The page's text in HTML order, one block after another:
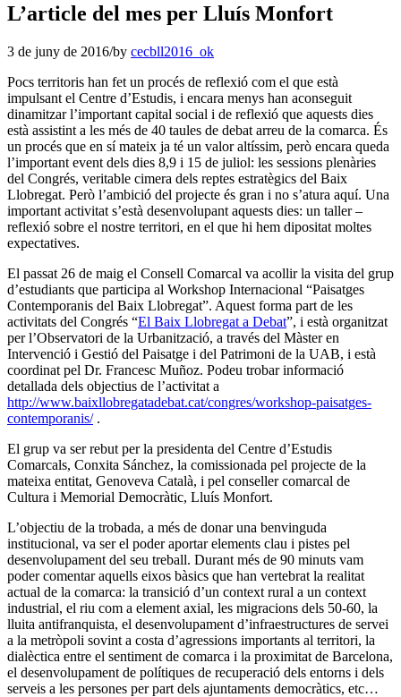
L’article del mes per Lluís Monfort
3 de juny de 2016/by cecbll2016_ok
Pocs territoris han fet un procés de reflexió com el que està
impulsant el Centre d’Estudis, i encara menys han aconseguit
dinamitzar l’important capital social i de reflexió que aquests dies
està assistint a les més de 40 taules de debat arreu de la comarca. És
un procés que en sí mateix ja té un valor altíssim, però encara queda
l’important event dels dies 8,9 i 15 de juliol: les sessions plenàries
del Congrés, veritable cimera dels reptes estratègics del Baix
Llobregat. Però l’ambició del projecte és gran i no s’atura aquí. Una
important activitat s’està desenvolupant aquests dies: un taller –
reflexió sobre el nostre territori, en el que hi hem dipositat moltes
expectatives.
El passat 26 de maig el Consell Comarcal va acollir la visita del grup
d’estudiants que participa al Workshop Internacional “Paisatges
Contemporanis del Baix Llobregat”. Aquest forma part de les
activitats del Congrés “El Baix Llobregat a Debat”, i està organitzat
per l’Observatori de la Urbanització, a través del Màster en
Intervenció i Gestió del Paisatge i del Patrimoni de la UAB, i està
coordinat pel Dr. Francesc Muñoz. Podeu trobar informació
detallada dels objectius de l’activitat a
http://www.baixllobregatadebat.cat/congres/workshop-paisatges-
contemporanis/.
El grup va ser rebut per la presidenta del Centre d’Estudis
Comarcals, Conxita Sánchez, la comissionada pel projecte de la
mateixa entitat, Genoveva Català, i pel conseller comarcal de
Cultura i Memorial Democràtic, Lluís Monfort.
L’objectiu de la trobada, a més de donar una benvinguda
institucional, va ser el poder aportar elements clau i pistes pel
desenvolupament del seu treball. Durant més de 90 minuts vam
poder comentar aquells eixos bàsics que han vertebrat la realitat
actual de la comarca: la transició d’un context rural a un context
industrial, el riu com a element axial, les migracions dels 50-60, la
lluita antifranquista, el desenvolupament d’infraestructures de servei
a la metròpoli sovint a costa d’agressions importants al territori, la
dialèctica entre el sentiment de comarca i la proximitat de Barcelona,
el desenvolupament de polítiques de recuperació dels entorns i dels
serveis a les persones per part dels ajuntaments democràtics, etc…